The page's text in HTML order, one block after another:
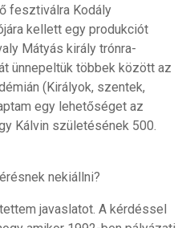
fesztiválra Kodály
kellett egy produkciót
Mátyás király trónra-
ünnepeltük többek között az
(Királyok, szentek,
egy lehetőséget az
Kálvin születésének 500.
nekiállni?
javaslatot. A kérdéssel